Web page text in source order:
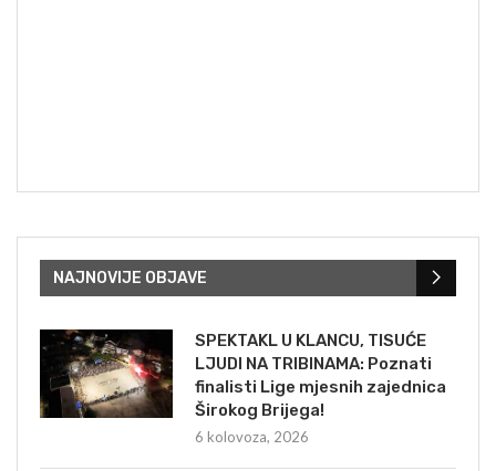
NAJNOVIJE OBJAVE
SPEKTAKL U KLANCU, TISUĆE
LJUDI NA TRIBINAMA: Poznati
finalisti Lige mjesnih zajednica
Širokog Brijega!
6 kolovoza, 2026